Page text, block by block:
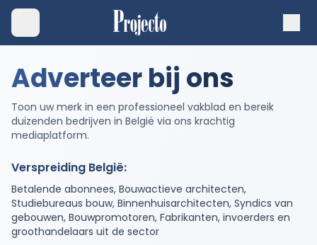
Adverteer bij ons
Toon uw merk in een professioneel vakblad en bereik
duizenden bedrijven in België via ons krachtig
mediaplatform.
Verspreiding België:
Betalende abonnees, Bouwactieve architecten,
Studiebureaus bouw, Binnenhuisarchitecten, Syndics van
gebouwen, Bouwpromotoren, Fabrikanten, invoerders en
groothandelaars uit de sector